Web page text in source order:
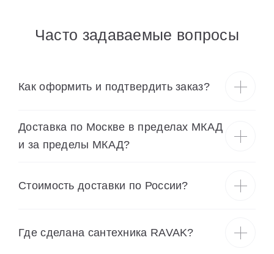
Часто задаваемые вопросы
Как оформить и подтвердить заказ?
Доставка по Москве в пределах МКАД
и за пределы МКАД?
Cтоимость доставки по России?
Где сделана сантехника RAVAK?